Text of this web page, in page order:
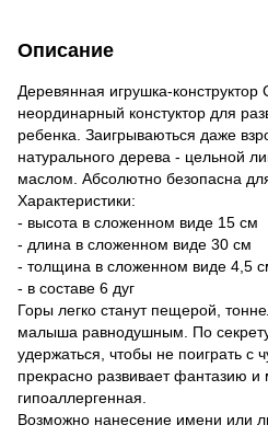
Описание
Деревянная игрушка-конструктор
неординарный констуктор для
ребенка. Заигрываються даже
натурального дерева - цельной
маслом. Абсолютно безопасна
Характеристики:
- высота в сложенном виде 15 см
- длина в сложенном виде 30 см
- толщина в сложенном виде 4,5
- в составе 6 дуг
Горы легко станут пещерой,
малыша равнодушным. По
удержаться, чтобы не поиграть с
прекрасно развивает фантазию и
гипоаллергенная.
Возможно нанесение имени или